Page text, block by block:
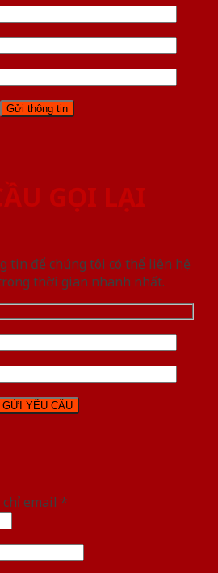
GỌI LẠI
tin để chúng tôi có thể liên hệ
thời gian nhanh nhất.
email *